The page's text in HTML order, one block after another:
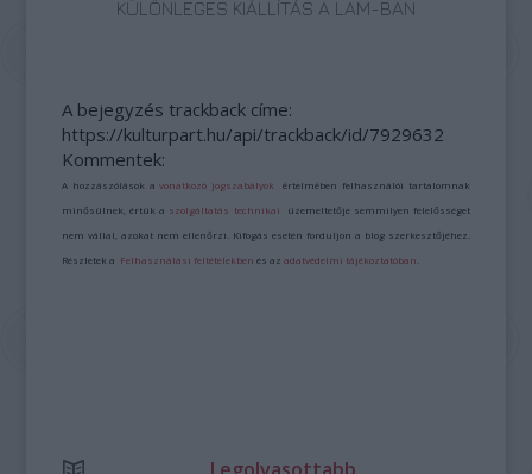
KÜLÖNLEGES KIÁLLÍTÁS A LAM-BAN
A bejegyzés trackback címe:
https://kulturpart.hu/api/trackback/id/7929632
Kommentek:
A hozzászólások avonatkozó jogszabályok értelmében felhasználói tartalomnak
minősülnek, értük a szolgáltatás technikai üzemeltetője semmilyen felelősséget
nem vállal, azokat nem ellenőrzi. Kifogás esetén forduljon a blog szerkesztőjéhez.
Részletek a Felhasználási feltételekben és azadatvédelmi tájékoztatóban